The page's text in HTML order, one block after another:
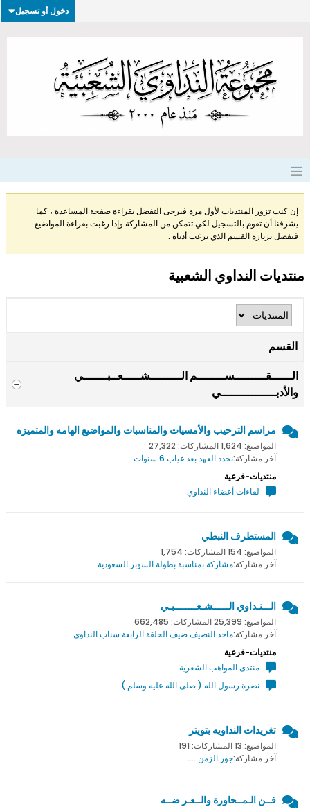
دخول أو تسجيل
إن كنت تزور المنتديات لأول مرة فيرجى التفضل بقراءة صفحة المساعدة ، كما
يشرفنا أن تقوم بالتسجيل لكي تتمكن من المشاركة وإذا رغبت بقراءة المواضيع
فتفضل بزيارة القسم الذي ترغب أدناه .
منتديات النداوي الشعبية
القسم
الــــــقـــــــــســــــــم الـــــــــشـــــعــبـــــــي
والأدبــــــــــــــــي
مراسم الترحيب والأمسيات والمناسبات والمواضيع الهامه والمتميزه
المواضيع: 1,624 المشاركات: 27,322
آخر مشاركة:نجدد العهد بعد غياب 6 سنوات
منتديات-فرعية
لقاءات أعضاء النداوي
المستطرف النبطي
المواضيع: 154 المشاركات: 1,754
آخر مشاركة:مشاركة بمناسبة بطولة السوبر السعودية
الـــنـداوي الــــــشـعــــــــبـي
المواضيع: 25,399 المشاركات: 662,485
آخر مشاركة:ماجد النصيف ضيف الحلقة الرابعة سناب النداوي
منتديات-فرعية
منتدى المواهب الشعرية
نصرة رسول الله ( صلى الله عليه وسلم )
تغريدات النداويه بتويتر
المواضيع: 13 المشاركات: 191
آخر مشاركة:جور الزمن ....
فــن الـمــحاورة والــعـر ضــه